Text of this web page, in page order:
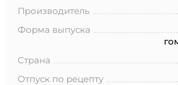
Производитель
Форма выпуска
Страна
Отпуск по рецепту
целей, определенных в Согласии